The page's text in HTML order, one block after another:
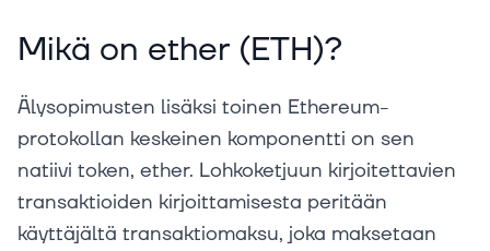
Mikä on ether (ETH)?
Älysopimusten lisäksi toinen Ethereum-
protokollan keskeinen komponentti on sen
natiivi token, ether. Lohkoketjuun kirjoitettavien
transaktioiden kirjoittamisesta peritään
käyttäjältä transaktiomaksu, joka maksetaan